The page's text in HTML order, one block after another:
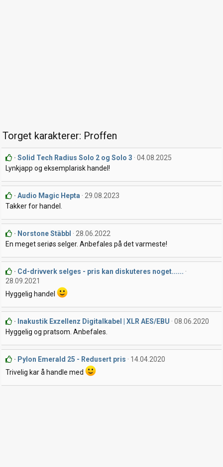
Torget karakterer: Proffen
Solid Tech Radius Solo 2 og Solo 3
04.08.2025
Lynkjapp og eksemplarisk handel!
Audio Magic Hepta
29.08.2023
Takker for handel.
Norstone Stäbbl
28.06.2022
En meget seriøs selger. Anbefales på det varmeste!
Cd-drivverk selges - pris kan diskuteres noget......
28.09.2021
Hyggelig handel
Inakustik Exzellenz Digitalkabel | XLR AES/EBU
08.06.2020
Hyggelig og pratsom. Anbefales.
Pylon Emerald 25 - Redusert pris
14.04.2020
Trivelig kar å handle med